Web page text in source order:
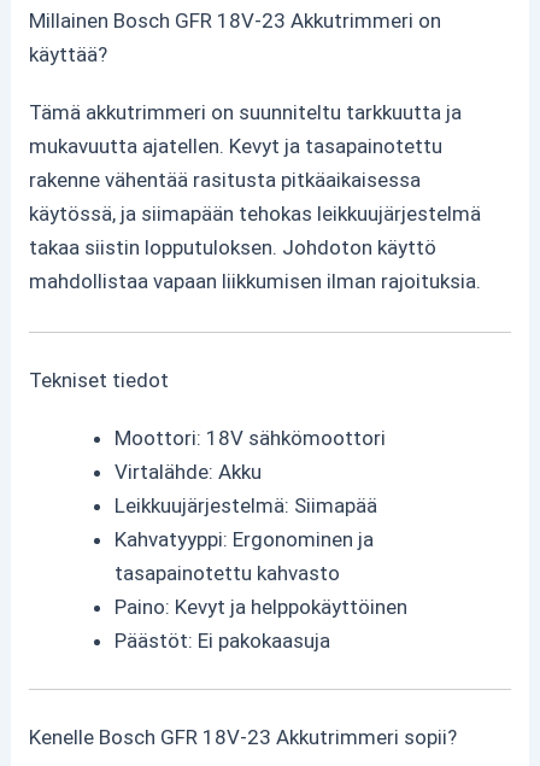
Millainen Bosch GFR 18V-23 Akkutrimmeri on
käyttää?
Tämä akkutrimmeri on suunniteltu tarkkuutta ja
mukavuutta ajatellen. Kevyt ja tasapainotettu
rakenne vähentää rasitusta pitkäaikaisessa
käytössä, ja siimapään tehokas leikkuujärjestelmä
takaa siistin lopputuloksen. Johdoton käyttö
mahdollistaa vapaan liikkumisen ilman rajoituksia.
Tekniset tiedot
Moottori: 18V sähkömoottori
Virtalähde: Akku
Leikkuujärjestelmä: Siimapää
Kahvatyyppi: Ergonominen ja
tasapainotettu kahvasto
Paino: Kevyt ja helppokäyttöinen
Päästöt: Ei pakokaasuja
Kenelle Bosch GFR 18V-23 Akkutrimmeri sopii?